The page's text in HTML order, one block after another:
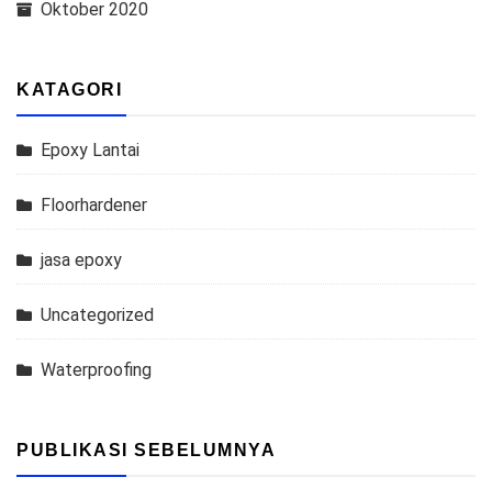
Oktober 2020
KATAGORI
Epoxy Lantai
Floorhardener
jasa epoxy
Uncategorized
Waterproofing
PUBLIKASI SEBELUMNYA